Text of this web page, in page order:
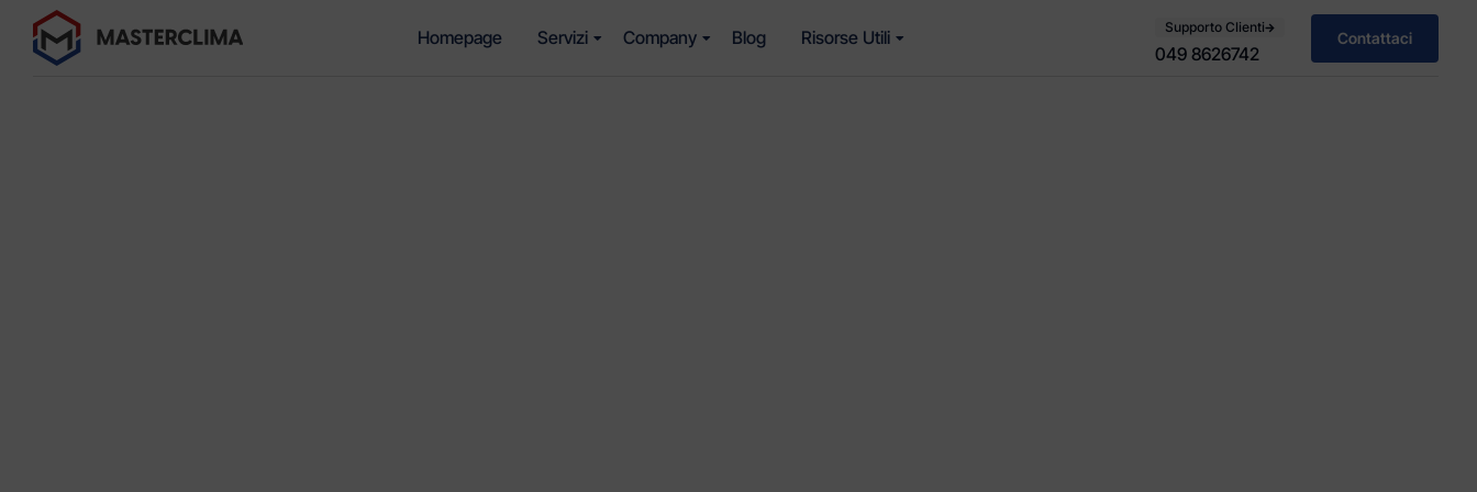
Homepage Servizi Company Blog Risorse Utili Supporto Clienti
049 8626742
Contattaci